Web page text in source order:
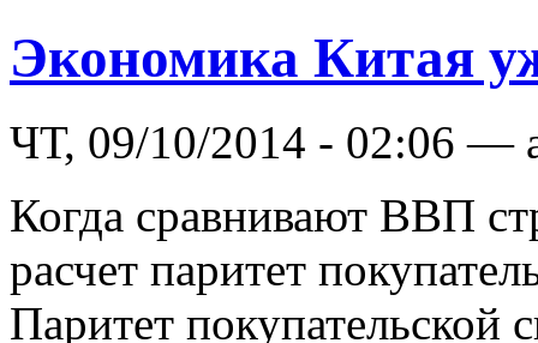
Экономика Китая
ЧТ, 09/10/2014 - 02:06 —
Когда сравнивают ВВП
расчет паритет
Паритет покупательской